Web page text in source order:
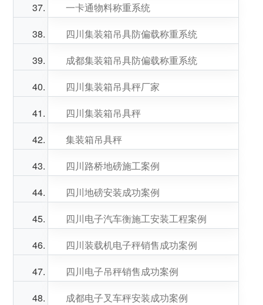
一卡通物料称重系统
四川集装箱吊具防偏载称重系统
成都集装箱吊具防偏载称重系统
四川集装箱吊具秤厂家
四川集装箱吊具秤
集装箱吊具秤
四川路桥地磅施工案例
四川地磅安装成功案例
四川电子汽车衡施工安装工程案例
四川装载机电子秤销售成功案例
四川电子吊秤销售成功案例
成都电子叉车秤安装成功案例